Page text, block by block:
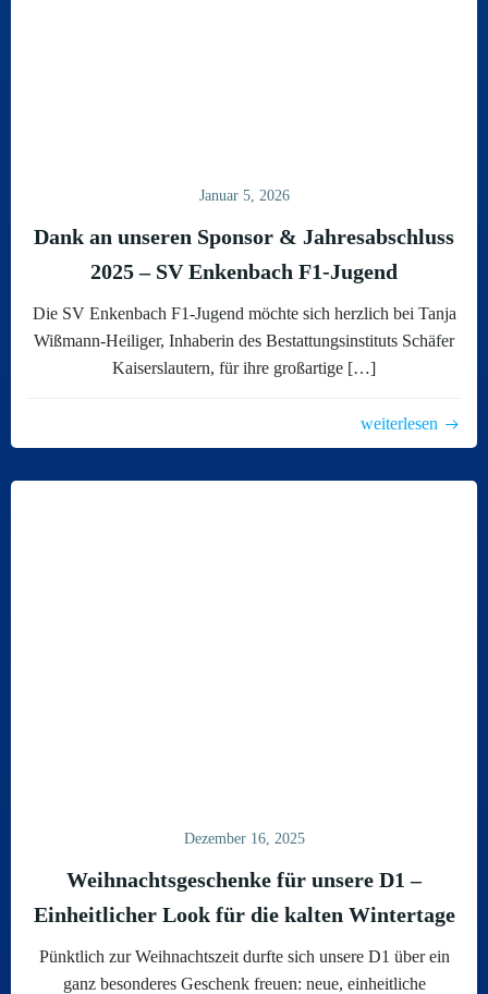
Januar 5, 2026
Dank an unseren Sponsor & Jahresabschluss
2025 – SV Enkenbach F1-Jugend
Die SV Enkenbach F1-Jugend möchte sich herzlich bei Tanja
Wißmann-Heiliger, Inhaberin des Bestattungsinstituts Schäfer
Kaiserslautern, für ihre großartige […]
weiterlesen
Dezember 16, 2025
Weihnachtsgeschenke für unsere D1 –
Einheitlicher Look für die kalten Wintertage
Pünktlich zur Weihnachtszeit durfte sich unsere D1 über ein
ganz besonderes Geschenk freuen: neue, einheitliche